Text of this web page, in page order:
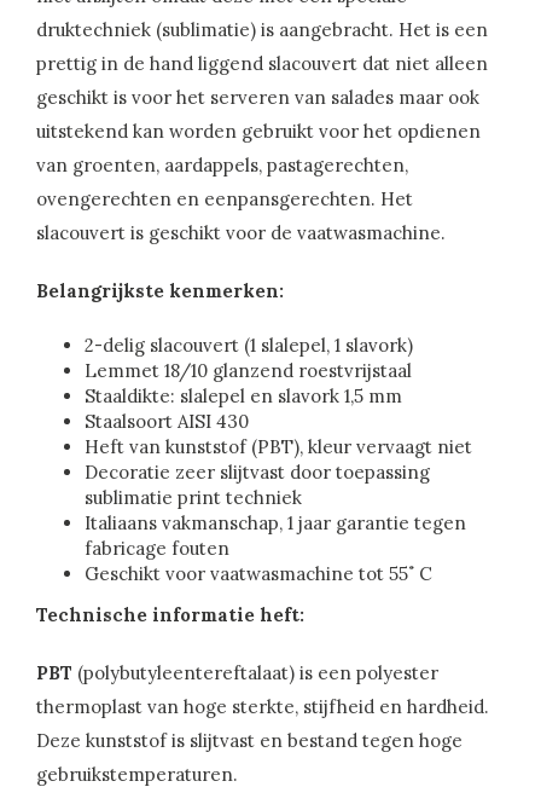
druktechniek (sublimatie) is aangebracht. Het is een
prettig in de hand liggend slacouvert dat niet alleen
geschikt is voor het serveren van salades maar ook
uitstekend kan worden gebruikt voor het opdienen
van groenten, aardappels, pastagerechten,
ovengerechten en eenpansgerechten. Het
slacouvert is geschikt voor de vaatwasmachine.
Belangrijkste kenmerken:
2-delig slacouvert (1 slalepel, 1 slavork)
Lemmet 18/10 glanzend roestvrijstaal
Staaldikte: slalepel en slavork 1,5 mm
Staalsoort AISI 430
Heft van kunststof (PBT), kleur vervaagt niet
Decoratie zeer slijtvast door toepassing
sublimatie print techniek
Italiaans vakmanschap, 1 jaar garantie tegen
fabricage fouten
Geschikt voor vaatwasmachine tot 55˚ C
Technische informatie heft:
PBT (polybutyleentereftalaat) is een polyester
thermoplast van hoge sterkte, stijfheid en hardheid.
Deze kunststof is slijtvast en bestand tegen hoge
gebruikstemperaturen.